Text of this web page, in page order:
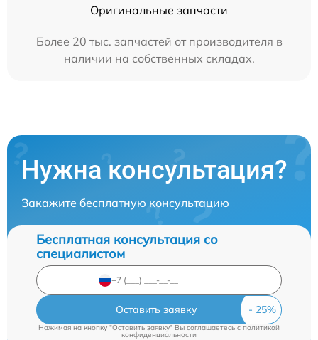
Оригинальные запчасти
Более 20 тыс. запчастей от производителя в
наличии на собственных складах.
Нужна консультация?
Закажите бесплатную консультацию
Бесплатная консультация со
специалистом
Оставить заявку
Нажимая на кнопку "Оставить заявку" Вы соглашаетесь cполитикой
конфиденциальности